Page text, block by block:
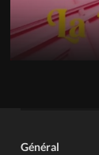
Général